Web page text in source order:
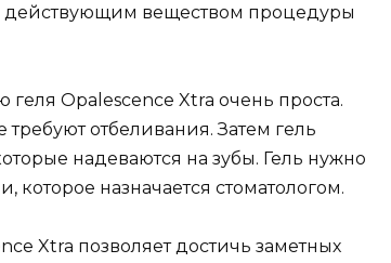
действующим веществом процедуры
Opalescence Xtra очень проста.
отбеливания. Затем гель
надеваются на зубы. Гель нужно
назначается стоматологом.
Xtra позволяет достичь заметных